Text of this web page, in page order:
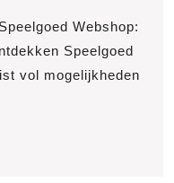
van
Onze
Speelgoed
Webshop:
Speelgoed
vol mogelijkheden